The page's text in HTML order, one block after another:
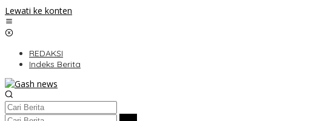
Lewati ke konten
REDAKSI
Indeks Berita